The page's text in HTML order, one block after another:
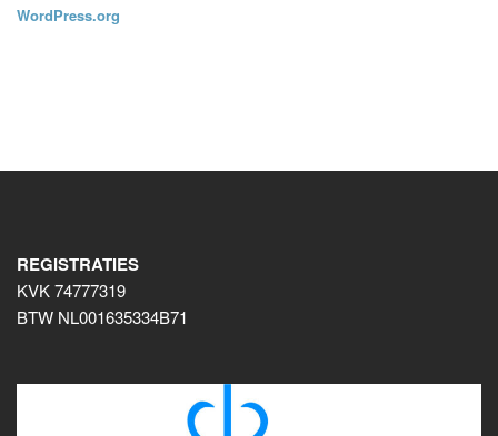
WordPress.org
REGISTRATIES
KVK 74777319
BTW NL001635334B71